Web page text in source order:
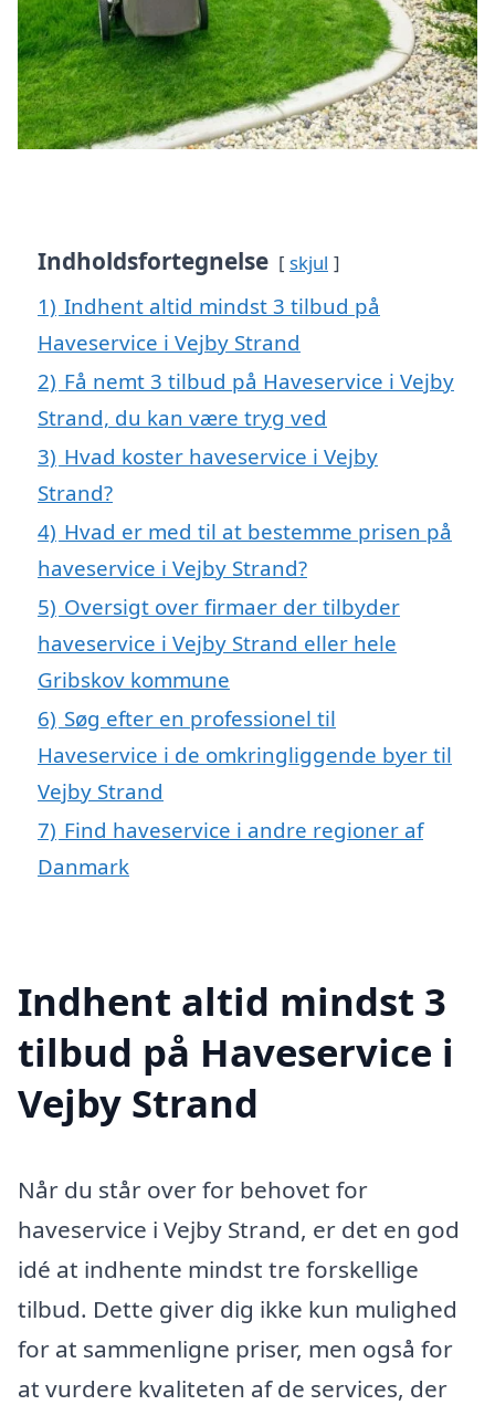
Indholdsfortegnelse skjul
1) Indhent altid mindst 3 tilbud på
Haveservice i Vejby Strand
2) Få nemt 3 tilbud på Haveservice i Vejby
Strand, du kan være tryg ved
3) Hvad koster haveservice i Vejby
Strand?
4) Hvad er med til at bestemme prisen på
haveservice i Vejby Strand?
5) Oversigt over firmaer der tilbyder
haveservice i Vejby Strand eller hele
Gribskov kommune
6) Søg efter en professionel til
Haveservice i de omkringliggende byer til
Vejby Strand
7) Find haveservice i andre regioner af
Danmark
Indhent altid mindst 3
tilbud på Haveservice i
Vejby Strand
Når du står over for behovet for
haveservice i Vejby Strand, er det en god
idé at indhente mindst tre forskellige
tilbud. Dette giver dig ikke kun mulighed
for at sammenligne priser, men også for
at vurdere kvaliteten af de services, der